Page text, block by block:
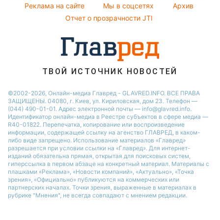
Новости Тернополя
Новости Житомира
Новости Запорожья
Все о шоу-бизнесе
Реклама на сайте
Мы в соцсетях
Архив
Отчет о прозрачности JTI
ТВОЙ ИСТОЧНИК НОВОСТЕЙ
©2002-2026, Онлайн-медиа Главред - GLAVRED.INFO. ВСЕ ПРАВА
ЗАЩИЩЕНЫ. 04080, г. Киев, ул. Кириловская, дом 23. Телефон —
(044) 490-01-01. Адрес электронной почты — info@glavred.info.
Идентификатор онлайн-медиа в Реестре cубъектов в сфере медиа —
R40-01822. Перепечатка, копирование или воспроизведение
информации, содержащей ссылку на агенство ГЛАВРЕД, в каком-
либо виде запрещено. Использование материалов «Главред»
разрешается при условии ссылки на «Главред». Для интернет-
изданий обязательна прямая, открытая для поисковых систем,
гиперссылка в первом абзаце на конкретный материал. Материалы с
плашками «Реклама», «Новости компаний», «Актуально», «Точка
зрения», «Официально» публикуются на коммерческих или
партнерских началах. Точки зрения, выраженные в материалах в
рубрике "Мнения", не всегда совпадают с мнением редакции.